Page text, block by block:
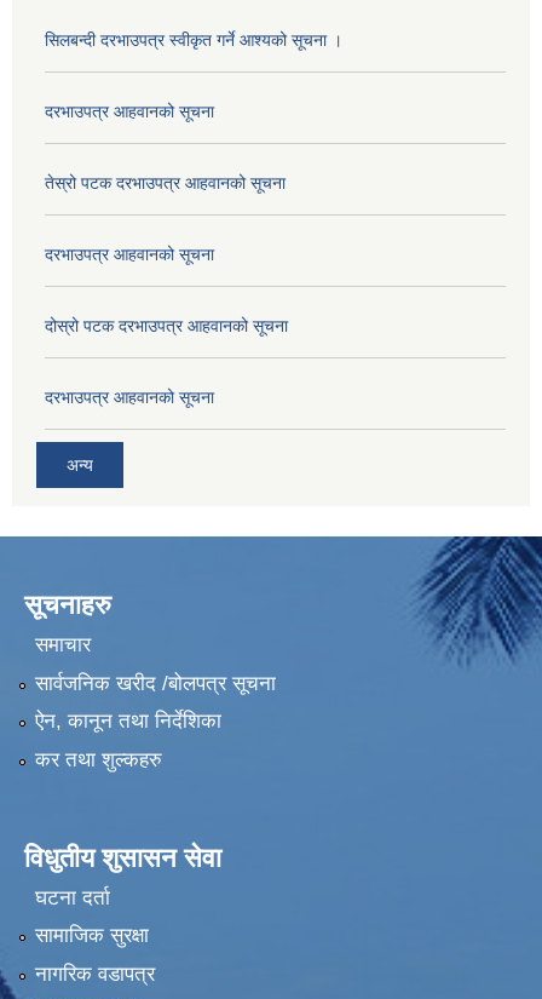
सिलबन्दी दरभाउपत्र स्वीकृत गर्ने आश्यको सूचना ।
दरभाउपत्र आहवानको सूचना
तेस्रो पटक दरभाउपत्र आहवानको सूचना
दरभाउपत्र आहवानको सूचना
दोस्रो पटक दरभाउपत्र आहवानको सूचना
दरभाउपत्र आहवानको सूचना
अन्य
सूचनाहरु
समाचार
सार्वजनिक खरीद /बोलपत्र सूचना
ऐन, कानून तथा निर्देशिका
कर तथा शुल्कहरु
विधुतीय शुसासन सेवा
घटना दर्ता
सामाजिक सुरक्षा
नागरिक वडापत्र